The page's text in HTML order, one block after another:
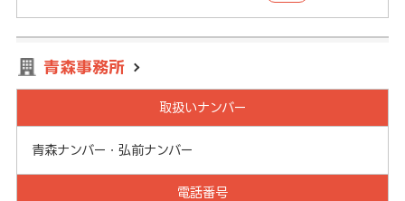
青森事務所
取扱いナンバー
青森ナンバー・弘前ナンバー
電話番号